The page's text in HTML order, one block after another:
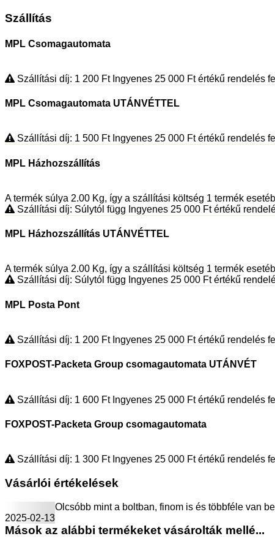
Szállítás
MPL Csomagautomata
Szállítási díj: 1 200 Ft Ingyenes 25 000 Ftértékű rendelés
MPL Csomagautomata UTÁNVÉTTEL
Szállítási díj: 1 500 Ft Ingyenes 25 000 Ftértékű rendelés
MPL Házhozszállítás
A termék súlya 2.00 Kg, így a szállítási költség 1 termék
Szállítási díj: Súlytól függ Ingyenes 25 000 Ftértékű
MPL Házhozszállítás UTÁNVÉTTEL
A termék súlya 2.00 Kg, így a szállítási költség 1 termék
Szállítási díj: Súlytól függ Ingyenes 25 000 Ftértékű
MPL Posta Pont
Szállítási díj: 1 200 Ft Ingyenes 25 000 Ftértékű rendelés
FOXPOST-Packeta Group csomagautomata UTÁNVÉT
Szállítási díj: 1 600 Ft Ingyenes 25 000 Ftértékű rendelés
FOXPOST-Packeta Group csomagautomata
Szállítási díj: 1 300 Ft Ingyenes 25 000 Ftértékű rendelés
Vásárlói értékelések
2025-02-13
Olcsóbb mint a boltban, finom is és többféle van
Mások az alábbi termékeket vásárolták mellé...